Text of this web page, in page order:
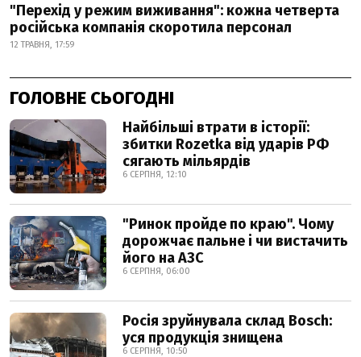
"Перехід у режим виживання": кожна четверта
російська компанія скоротила персонал
12 ТРАВНЯ, 17:59
ГОЛОВНЕ СЬОГОДНІ
Найбільші втрати в історії:
збитки Rozetka від ударів РФ
сягають мільярдів
6 СЕРПНЯ, 12:10
"Ринок пройде по краю". Чому
дорожчає пальне і чи вистачить
його на АЗС
6 СЕРПНЯ, 06:00
Росія зруйнувала склад Bosch:
уся продукція знищена
6 СЕРПНЯ, 10:50